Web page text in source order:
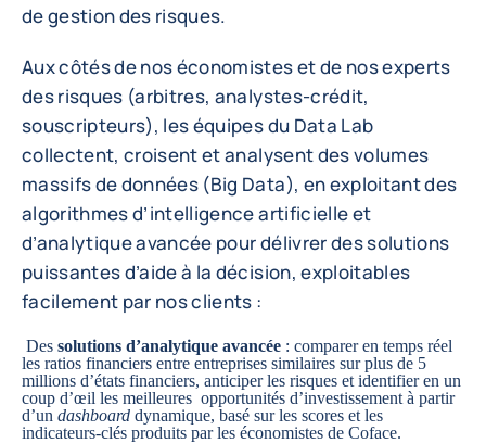
de gestion des risques.
Aux côtés de nos économistes et de nos experts
des risques (arbitres, analystes-crédit,
souscripteurs), les équipes du Data Lab
collectent, croisent et analysent des volumes
massifs de données (Big Data), en exploitant des
algorithmes d’intelligence artificielle et
d’analytique avancée pour délivrer des solutions
puissantes d’aide à la décision, exploitables
facilement par nos clients :
Des solutions d’analytique avancée : comparer en temps réel
les ratios financiers entre entreprises similaires sur plus de 5
millions d’états financiers, anticiper les risques et identifier en un
coup d’œil les meilleures opportunités d’investissement à partir
d’un dashboard dynamique, basé sur les scores et les
indicateurs-clés produits par les économistes de Coface.